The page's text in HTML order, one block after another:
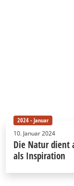
2024 - Januar
10. Januar 2024
Die Natur dient
als Inspiration